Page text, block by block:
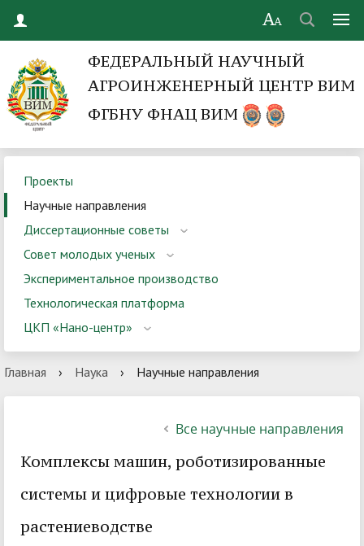
ФЕДЕРАЛЬНЫЙ НАУЧНЫЙ
АГРОИНЖЕНЕРНЫЙ ЦЕНТР ВИМ
ФГБНУ ФНАЦ ВИМ
Проекты
Научные направления
Диссертационные советы
Совет молодых ученых
Экспериментальное производство
Технологическая платформа
ЦКП «Нано-центр»
Главная › Наука › Научные направления
Все научные направления
Комплексы машин, роботизированные
системы и цифровые технологии в
растениеводстве